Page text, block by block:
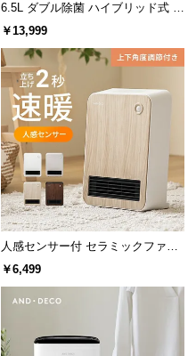
6.5L ダブル除菌 ハイブリッド式 U
Vライト+ヒーター除菌機能付き
￥13,999
人感センサー付 セラミックファン
ヒーター 上下角度調節
￥6,499